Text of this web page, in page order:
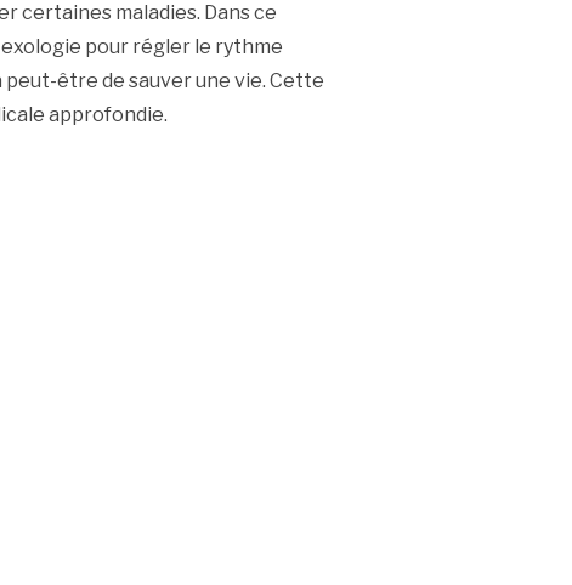
certaines maladies. Dans ce
pour régler le rythme
être de sauver une vie. Cette
approfondie.